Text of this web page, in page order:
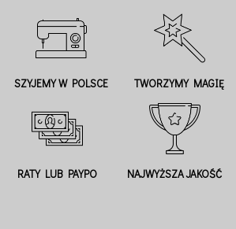
SZYJEMY W POLSCE TWORZYMY MAGIĘ
RATY LUB PAYPO NAJWYŻSZA JAKOŚĆ